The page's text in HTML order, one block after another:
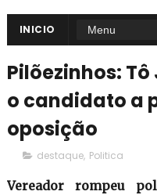
INICIO
Pilõezinhos:
o candidato a
oposição
destaque, Politica
Vereador rompeu